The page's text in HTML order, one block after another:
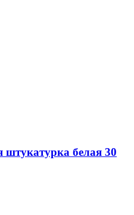
штукатурка белая 30